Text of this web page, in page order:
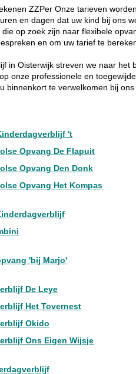
ZZPer Onze tarieven
en dagen dat uw kind bij ons
op zoek zijn naar flexibele
en om uw tarief te
in Oisterwijk streven we naar
onze professionele en
binnenkort te verwelkomen bij
't
Opvang De Flapuit
Opvang Den Donk
Opvang Het Kompas
'bij Marjo'
De Leye
Het Tovernest
Okido
Ons Eigen Wijsje